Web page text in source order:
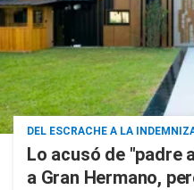
DEL ESCRACHE A LA
Lo acusó de "padre
a Gran Hermano,